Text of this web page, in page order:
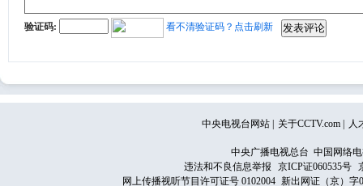
验证码: 看不清验证码？点击刷新
中央电视台网站 关于CCTV.com 人
中央广播电视总台 中国网络
违法和不良信息举报
京ICP证060535号
网上传播视听节目许可证号 0102004 新出网证（京）